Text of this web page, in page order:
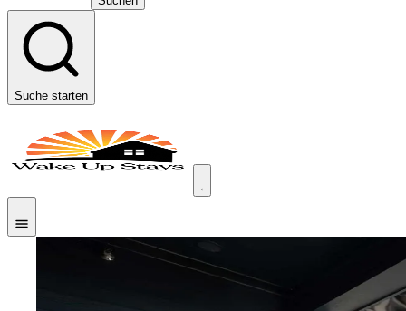
Suche starten